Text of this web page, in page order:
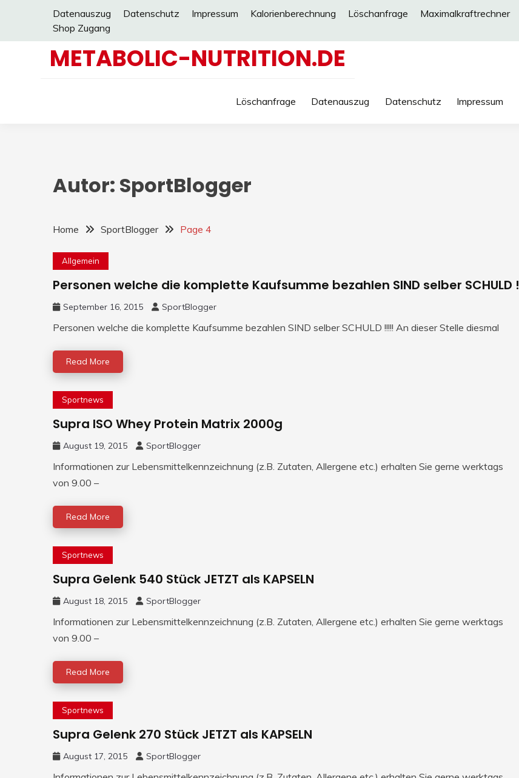
Datenauszug Datenschutz Impressum Kalorienberechnung Löschanfrage Maximalkraftrechner
Shop Zugang
METABOLIC-NUTRITION.DE
Löschanfrage Datenauszug Datenschutz Impressum
Autor: SportBlogger
Home SportBlogger Page 4
Allgemein
Personen welche die komplette Kaufsumme bezahlen SIND selber SCHULD !
September 16, 2015 SportBlogger
Personen welche die komplette Kaufsumme bezahlen SIND selber SCHULD !!!!! An dieser Stelle diesmal
Read More
Sportnews
Supra ISO Whey Protein Matrix 2000g
August 19, 2015 SportBlogger
Informationen zur Lebensmittelkennzeichnung (z.B. Zutaten, Allergene etc.) erhalten Sie gerne werktags
von 9.00 –
Read More
Sportnews
Supra Gelenk 540 Stück JETZT als KAPSELN
August 18, 2015 SportBlogger
Informationen zur Lebensmittelkennzeichnung (z.B. Zutaten, Allergene etc.) erhalten Sie gerne werktags
von 9.00 –
Read More
Sportnews
Supra Gelenk 270 Stück JETZT als KAPSELN
August 17, 2015 SportBlogger